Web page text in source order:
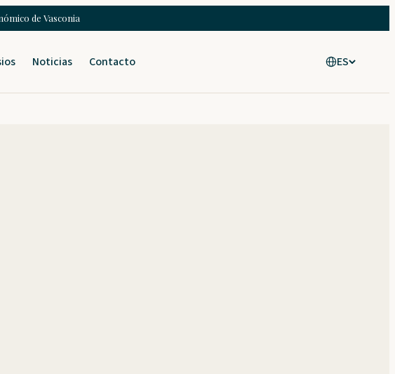
de Vasconia
Noticias Contacto ES